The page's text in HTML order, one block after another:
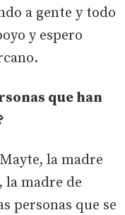
a gente y todo
y espero
que han
la madre
la madre de
personas que se